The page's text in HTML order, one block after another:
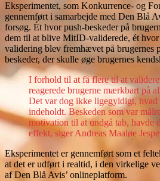
Eksperimentet, som Konkurrence- og
gennemført i samarbejde med Den Blå
forsøg. Ét hvor push-beskeder på
dem til at blive MitID-validerede, ét
validering blev fremhævet på brugernes
beskeder, der skulle øge brugernes
I forhold til at få flere til at
reagerede brugerne mærkbart på
Det var dog ikke ligegyldigt, hvad
indeholdt. Beskeden som var
motivation til at undgå tab, havde
effekt, siger Andreas Maaløe
Eksperimentet er gennemført som et
at det er udført i realtid, i den virkelige
af Den Blå Avis’ onlineplatform.